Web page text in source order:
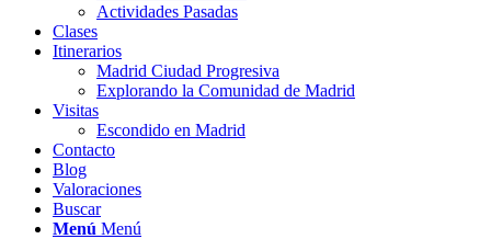
Actividades Pasadas
Clases
Itinerarios
Madrid Ciudad Progresiva
Explorando la Comunidad de Madrid
Visitas
Escondido en Madrid
Contacto
Blog
Valoraciones
Buscar
Menú Menú